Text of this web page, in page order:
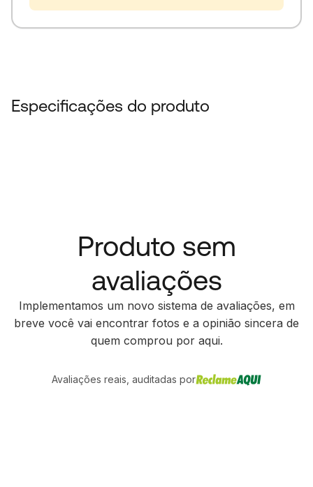
Especificações do produto
Produto sem
avaliações
Implementamos um novo sistema de avaliações, em
breve você vai encontrar fotos e a opinião sincera de
quem comprou por aqui.
Avaliações reais, auditadas por